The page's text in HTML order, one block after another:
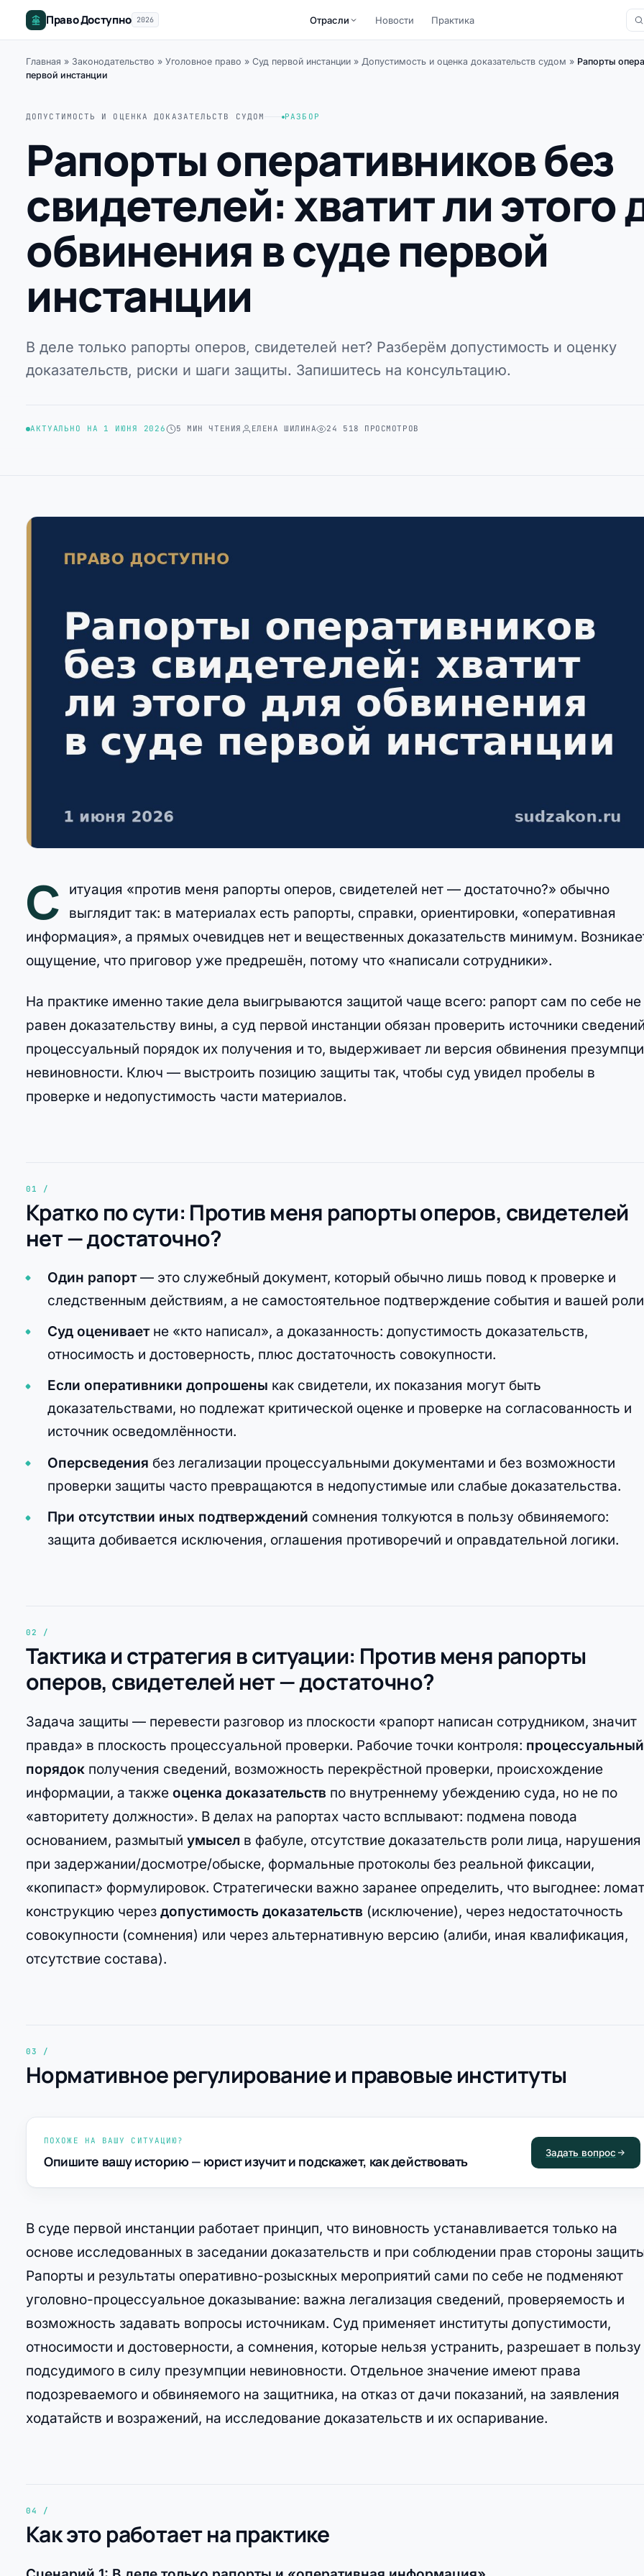
Право Доступно 2026 Отрасли Новости Практика
Главная » Законодательство » Уголовное право » Суд первой инстанции » Допустимость и оценка доказательств судом » Рапорты
первой инстанции
ДОПУСТИМОСТЬ И ОЦЕНКА ДОКАЗАТЕЛЬСТВ СУДОМ РАЗБОР
Рапорты оперативников без
свидетелей: хватит ли этого
обвинения в суде первой
инстанции
В деле только рапорты оперов, свидетелей нет? Разберём допустимость и оценку
доказательств, риски и шаги защиты. Запишитесь на консультацию.
АКТУАЛЬНО НА 1 ИЮНЯ 2026 5 МИН ЧТЕНИЯ ЕЛЕНА ШИЛИНА 24 518 ПРОСМОТРОВ
С
итуация «против меня рапорты оперов, свидетелей нет — достаточно?» обычно
выглядит так: в материалах есть рапорты, справки, ориентировки, «оперативная
информация», а прямых очевидцев нет и вещественных доказательств минимум.
ощущение, что приговор уже предрешён, потому что «написали сотрудники».
На практике именно такие дела выигрываются защитой чаще всего: рапорт сам по себе не
равен доказательству вины, а суд первой инстанции обязан проверить источники
процессуальный порядок их получения и то, выдерживает ли версия обвинения
невиновности. Ключ — выстроить позицию защиты так, чтобы суд увидел пробелы в
проверке и недопустимость части материалов.
Кратко по сути: Против меня рапорты оперов, свидетелей
нет — достаточно?
Один рапорт— это служебный документ, который обычно лишь повод к проверке и
следственным действиям, а не самостоятельное подтверждение события и вашей
Суд оцениваетне «кто написал», а доказанность: допустимость доказательств,
относимость и достоверность, плюс достаточность совокупности.
Если оперативники допрошены как свидетели, их показания могут быть
доказательствами, но подлежат критической оценке и проверке на согласованность и
источник осведомлённости.
Оперсведения без легализации процессуальными документами и без возможности
проверки защиты часто превращаются в недопустимые или слабые доказательства.
При отсутствии иных подтверждений сомнения толкуются в пользу обвиняемого:
защита добивается исключения, оглашения противоречий и оправдательной логики.
Тактика и стратегия в ситуации: Против меня рапорты
оперов, свидетелей нет — достаточно?
Задача защиты — перевести разговор из плоскости «рапорт написан сотрудником, значит
правда» в плоскость процессуальной проверки. Рабочие точки контроля: процессуальный
порядок получения сведений, возможность перекрёстной проверки, происхождение
информации, а также оценка доказательств по внутреннему убеждению суда, но не по
«авторитету должности». В делах на рапортах часто всплывают: подмена повода
основанием, размытый умысел в фабуле, отсутствие доказательств роли лица, нарушения
при задержании/досмотре/обыске, формальные протоколы без реальной фиксации,
«копипаст» формулировок. Стратегически важно заранее определить, что выгоднее:
конструкцию через допустимость доказательств (исключение), через недостаточность
совокупности (сомнения) или через альтернативную версию (алиби, иная квалификация,
отсутствие состава).
Нормативное регулирование и правовые институты
ПОХОЖЕ НА ВАШУ СИТУАЦИЮ?
Опишите вашу историю — юрист изучит и подскажет, как действовать
Задать вопрос
В суде первой инстанции работает принцип, что виновность устанавливается только на
основе исследованных в заседании доказательств и при соблюдении прав стороны
Рапорты и результаты оперативно-розыскных мероприятий сами по себе не подменяют
уголовно-процессуальное доказывание: важна легализация сведений, проверяемость и
возможность задавать вопросы источникам. Суд применяет институты допустимости,
относимости и достоверности, а сомнения, которые нельзя устранить, разрешает в пользу
подсудимого в силу презумпции невиновности. Отдельное значение имеют права
подозреваемого и обвиняемого на защитника, на отказ от дачи показаний, на заявления
ходатайств и возражений, на исследование доказательств и их оспаривание.
Как это работает на практике